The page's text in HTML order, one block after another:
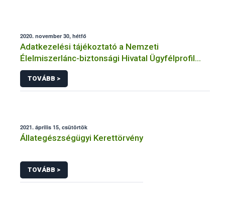
2020. november 30, hétfő
Adatkezelési tájékoztató a Nemzeti
Élelmiszerlánc-biztonsági Hivatal Ügyfélprofil
Rendszerben állatgyógyászati termékek
témakörben közhatalmi eljárásaihoz kapcsolódó
adatkezeléséhez
TOVÁBB >
2021. április 15, csütörtök
Állategészségügyi Kerettörvény
TOVÁBB >